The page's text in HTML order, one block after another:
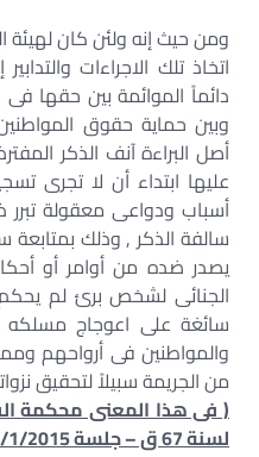
ومن حيث إنه ولئن كان لهيئة
اتخاذ تلك الاجراءات
دائماً الموائمة بين حقها
وبين حماية حقوق
أصل البراءة آنف الذكر
عليها ابتداء أن لا تجرى
أسباب ودواعى معقولة تبرر
سالفة الذكر , وذلك
يصدر ضده من أوامر أو
الجنائى لشخص برئ لم يحكم
سائغة على اعوجاج
والمواطنين فى أرواحهم
من الجريمة سبيلاً لتحقيق
لسنة 67 ق – جلسة 20/1/2015 )